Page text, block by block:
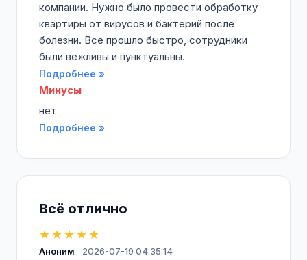
компании. Нужно было провести обработку
квартиры от вирусов и бактерий после
болезни. Все прошло быстро, сотрудники
были вежливы и пунктуальны.
Подробнее »
Минусы
нет
Подробнее »
Всё отлично
★★★★★
Аноним
2026-07-19 04:35:14